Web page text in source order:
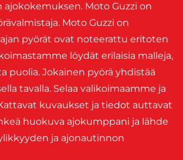
Moto Guzzi on
Moto Guzzi on
pyörät ovat noteerattu eritoten
löydät erilaisia malleja,
puolia. Jokainen pyörä yhdistää
tavalla. Selaa valikoimaamme ja
kuvaukset ja tiedot auttavat
huokuva ajokumppani ja lähde
ja ajonautinnon